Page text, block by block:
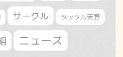
サークル タックル天野
ニュース